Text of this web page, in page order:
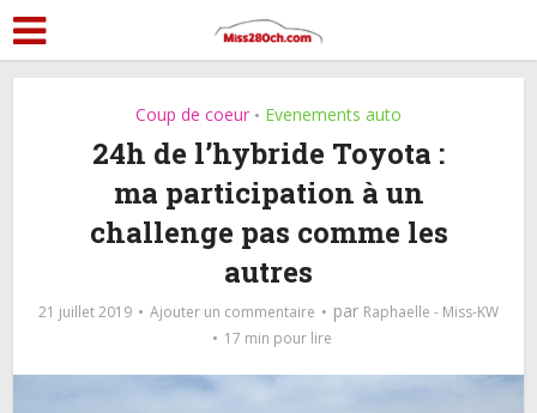
Coup de coeur • Evenements auto
24h de l’hybride Toyota :
ma participation à un
challenge pas comme les
autres
21 juillet 2019 Ajouter un commentaire par Raphaelle - Miss-KW
17 min pour lire